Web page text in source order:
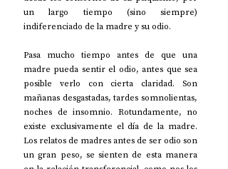
un largo tiempo (sino siempre)
indiferenciado de la madre y su odio.
Pasa mucho tiempo antes de que una
madre pueda sentir el odio, antes que sea
posible verlo con cierta claridad. Son
mañanas desgastadas, tardes somnolientas,
noches de insomnio. Rotundamente, no
existe exclusivamente el día de la madre.
Los relatos de madres antes de ser odio son
un gran peso, se sienten de esta manera